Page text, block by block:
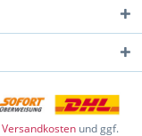
Versandkosten und ggf.